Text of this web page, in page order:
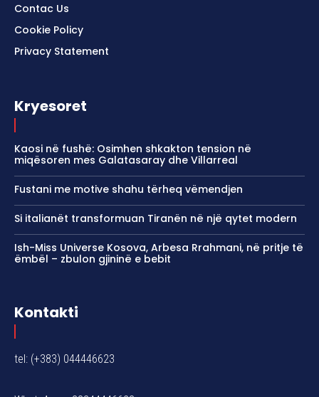
Contac Us
Cookie Policy
Privacy Statement
Kryesoret
Kaosi në fushë: Osimhen shkakton tension në
miqësoren mes Galatasaray dhe Villarreal
Fustani me motive shahu tërheq vëmendjen
Si italianët transformuan Tiranën në një qytet modern
Ish-Miss Universe Kosova, Arbesa Rrahmani, në pritje të
ëmbël – zbulon gjininë e bebit
Kontakti
tel: (+383) 044446623